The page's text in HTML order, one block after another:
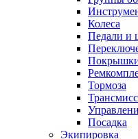
Колеса
Педали и
Тормоза
Посадка
Экипировка